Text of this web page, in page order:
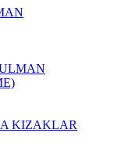
KIZAKLAR